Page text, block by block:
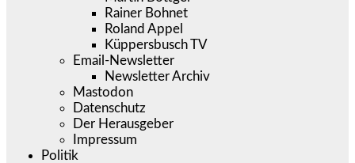
Rainer Bohnet
Roland Appel
Küppersbusch TV
Email-Newsletter
Newsletter Archiv
Mastodon
Datenschutz
Der Herausgeber
Impressum
Politik